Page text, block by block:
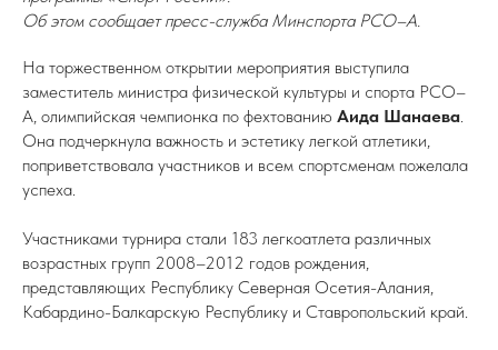
Об этом сообщает пресс-служба Минспорта РСО–А.
На торжественном открытии мероприятия выступила
заместитель министра физической культуры и спорта РСО–
А, олимпийская чемпионка по фехтованию Аида Шанаева.
Она подчеркнула важность и эстетику легкой атлетики,
поприветствовала участников и всем спортсменам пожелала
успеха.
Участниками турнира стали 183 легкоатлета различных
возрастных групп 2008–2012 годов рождения,
представляющих Республику Северная Осетия-Алания,
Кабардино-Балкарскую Республику и Ставропольский край.